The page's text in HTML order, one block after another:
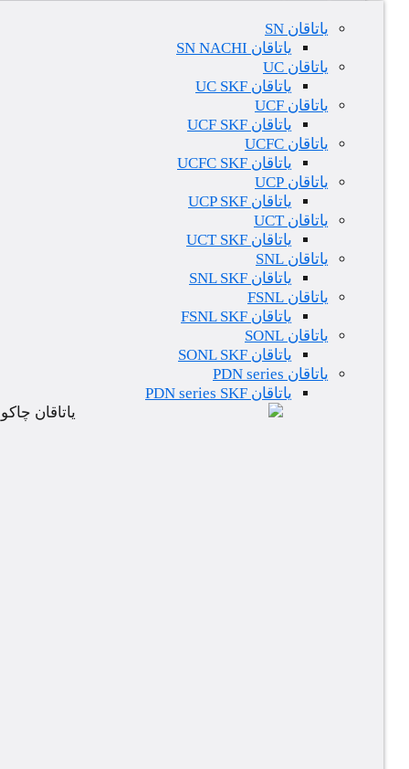
یاتاقان SN
یاتاقان SN NACHI
یاتاقان UC
یاتاقان UC SKF
یاتاقان UCF
یاتاقان UCF SKF
یاتاقان UCFC
یاتاقان UCFC SKF
یاتاقان UCP
یاتاقان UCP SKF
یاتاقان UCT
یاتاقان UCT SKF
یاتاقان SNL
یاتاقان SNL SKF
یاتاقان FSNL
یاتاقان FSNL SKF
یاتاقان SONL
یاتاقان SONL SKF
یاتاقان PDN series
یاتاقان PDN series SKF